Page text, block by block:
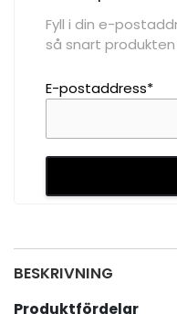
Fyll i din e-
så snart
E-postaddress*
BESKRIVNING
Produktfördelar